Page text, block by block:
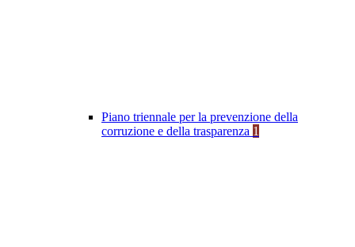
Piano triennale per la prevenzione della
corruzione e della trasparenza 1